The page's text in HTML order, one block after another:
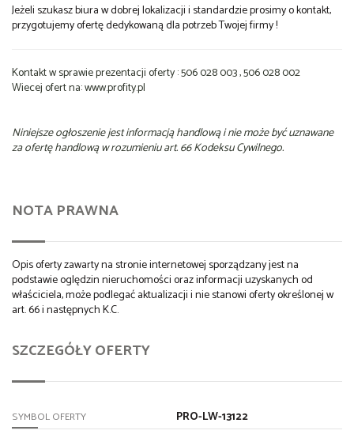
Jeżeli szukasz biura w dobrej lokalizacji i standardzie prosimy o kontakt,
przygotujemy ofertę dedykowaną dla potrzeb Twojej firmy !
Kontakt w sprawie prezentacji oferty : 506 028 003 , 506 028 002
Wiecej ofert na: www.profity.pl
Niniejsze ogłoszenie jest informacją handlową i nie może być uznawane
za ofertę handlową w rozumieniu art. 66 Kodeksu Cywilnego.
NOTA PRAWNA
Opis oferty zawarty na stronie internetowej sporządzany jest na
podstawie oględzin nieruchomości oraz informacji uzyskanych od
właściciela, może podlegać aktualizacji i nie stanowi oferty określonej w
art. 66 i następnych K.C.
SZCZEGÓŁY OFERTY
SYMBOL OFERTY PRO-LW-13122